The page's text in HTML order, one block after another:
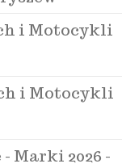
i Motocykli
i Motocykli
Marki 2026 -